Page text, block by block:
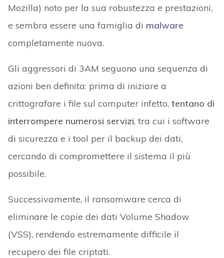
Mozilla) noto per la sua robustezza e prestazioni,
e sembra essere una famiglia di malware
completamente nuova.
Gli aggressori di 3AM seguono una sequenza di
azioni ben definita: prima di iniziare a
crittografare i file sul computer infetto, tentano di
interrompere numerosi servizi, tra cui i software
di sicurezza e i tool per il backup dei dati,
cercando di compromettere il sistema il più
possibile.
Successivamente, il ransomware cerca di
eliminare le copie dei dati Volume Shadow
(VSS), rendendo estremamente difficile il
recupero dei file criptati.